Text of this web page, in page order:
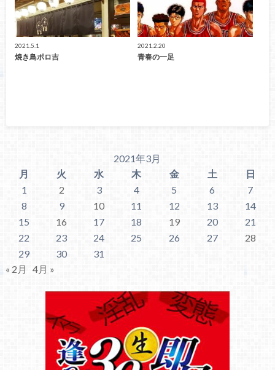
2021.5.1
焼き鳥ポロ吉
2021.2.20
青春の一足
2021年3月
月
火 水 木 金 土
日
1
2 3 4 5 6
7
8
9 10 11 12 13
14
15
16 17 18 19 20
21
22
23 24 25 26 27
28
29
30
31
« 2月
4月 »